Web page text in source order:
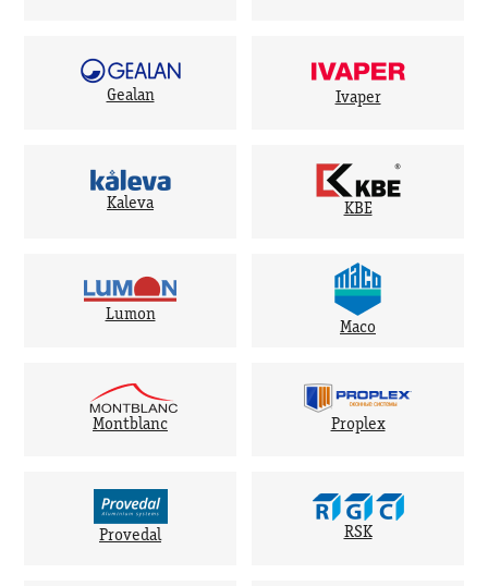
Gealan Ivaper
Kaleva KBE
Lumon
Maco
Montblanc Proplex
Provedal RSK